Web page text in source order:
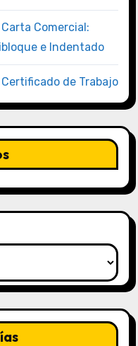
Comercial:
e Indentado
de Trabajo